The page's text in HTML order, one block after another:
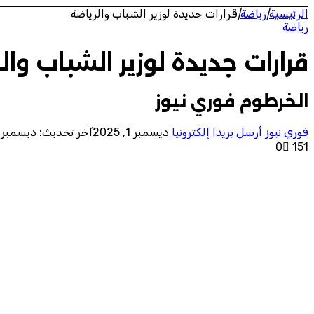
الرئيسية|رياضة|قرارات جديدة لوزير الشباب والرياضة
رياضة
قرارات جديدة لوزير الشباب
الخرطوم فوري نيوز
فوري نيوز أرسل بريدا إلكترونيا ديسمبر 1, 2025
آخر تحديث: ديسمبر 1, 2025
0
151